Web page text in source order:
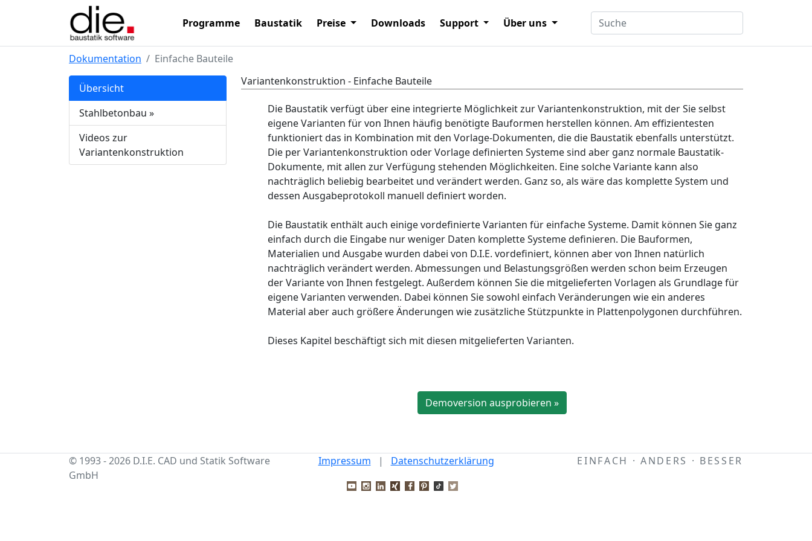
Programme Baustatik Preise Downloads Support Über uns
Dokumentation Einfache Bauteile
Übersicht
Stahlbetonbau »
Videos zur
Variantenkonstruktion
Variantenkonstruktion - Einfache Bauteile
Die Baustatik verfügt über eine integrierte Möglichkeit zur Variantenkonstruktion, mit der Sie selbst
eigene Varianten für von Ihnen häufig benötigte Bauformen herstellen können. Am effizientesten
funktioniert das in Kombination mit den Vorlage-Dokumenten, die die Baustatik ebenfalls unterstützt.
Die per Variantenkonstruktion oder Vorlage definierten Systeme sind aber ganz normale Baustatik-
Dokumente, mit allen zur Verfügung stehenden Möglichkeiten. Eine solche Variante kann also
nachträglich beliebig bearbeitet und verändert werden. Ganz so, als wäre das komplette System und
dessen Ausgabeprotokoll manuell definiert worden.
Die Baustatik enthält auch einige vordefinierte Varianten für einfache Systeme. Damit können Sie ganz
einfach durch die Eingabe nur weniger Daten komplette Systeme definieren. Die Bauformen,
Materialien und Ausgabe wurden dabei von D.I.E. vordefiniert, können aber von Ihnen natürlich
nachträglich verändert werden. Abmessungen und Belastungsgrößen werden schon beim Erzeugen
der Variante von Ihnen festgelegt. Außerdem können Sie die mitgelieferten Vorlagen als Grundlage für
eigene Varianten verwenden. Dabei können Sie sowohl einfach Veränderungen wie ein anderes
Material aber auch größere Änderungen wie zusätzliche Stützpunkte in Plattenpolygonen durchführen.
Dieses Kapitel beschäftigt sich mit diesen mitgelieferten Varianten.
Demoversion ausprobieren »
© 1993 - 2026 D.I.E. CAD und Statik Software
GmbH
Impressum | Datenschutzerklärung EINFACH · ANDERS · BESSER